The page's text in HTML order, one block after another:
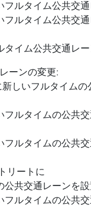
ルタイム公共交通
フルタイム公共交通
イム公共交通レー
ーンの変更:
しいフルタイムの
フルタイムの公共
フルタイムの公共
リートに
公共交通レーンを
フルタイムの公共